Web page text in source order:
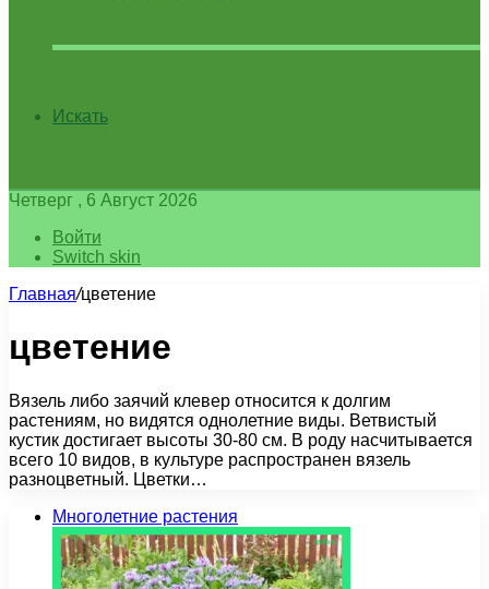
Искать
Четверг , 6 Август 2026
Войти
Switch skin
Главная/цветение
цветение
Вязель либо заячий клевер относится к долгим
растениям, но видятся однолетние виды. Ветвистый
кустик достигает высоты 30-80 см. В роду насчитывается
всего 10 видов, в культуре распространен вязель
разноцветный. Цветки…
Многолетние растения